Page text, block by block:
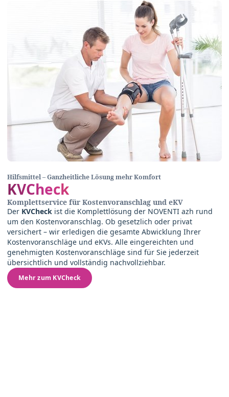
Hilfsmittel – Ganzheitliche Lösung mehr Komfort
KVCheck
Komplettservice für Kostenvoranschlag und eKV
Der KVCheck ist die Komplettlösung der NOVENTI azh rund
um den Kostenvoranschlag. Ob gesetzlich oder privat
versichert – wir erledigen die gesamte Abwicklung Ihrer
Kostenvoranschläge und eKVs. Alle eingereichten und
genehmigten Kostenvoranschläge sind für Sie jederzeit
übersichtlich und vollständig nachvollziehbar.
Mehr zum KVCheck